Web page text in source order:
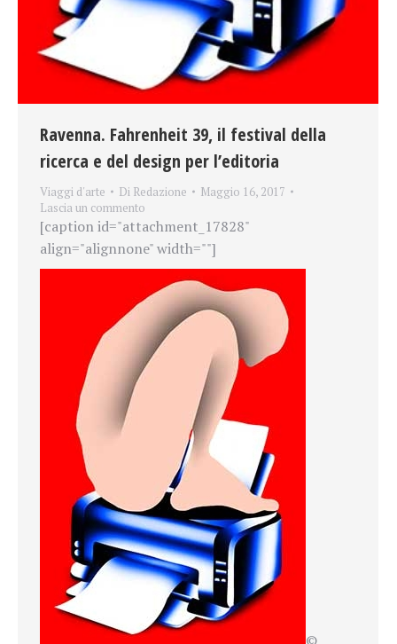
Ravenna. Fahrenheit 39, il festival della
ricerca e del design per l’editoria
Viaggi d'arte Di Redazione
Maggio 16, 2017
Lascia un commento
[caption id="attachment_17828"
align="alignnone" width=""]
©